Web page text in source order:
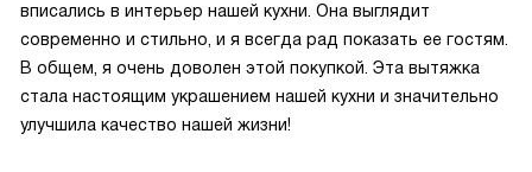
вписались в интерьер нашей кухни. Она выглядит
современно и стильно, и я всегда рад показать ее гостям.
В общем, я очень доволен этой покупкой. Эта вытяжка
стала настоящим украшением нашей кухни и значительно
улучшила качество нашей жизни!